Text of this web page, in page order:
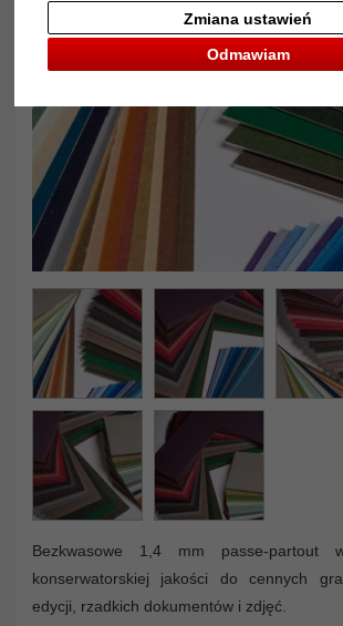
Odmawiam
Zmiana ustawień
Powrót
Bezkwasowe 1,4 mm passe-partout
konserwatorskiej jakości do cennych
edycji, rzadkich dokumentów i zdjęć.